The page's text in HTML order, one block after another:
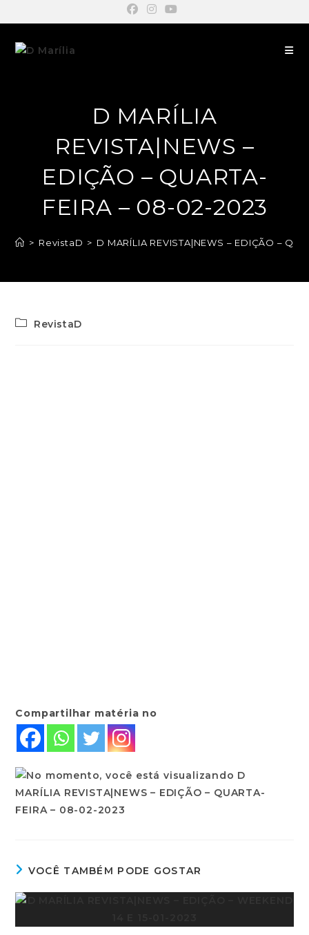
D MARÍLIA
REVISTA|NEWS –
EDIÇÃO – QUARTA-
FEIRA – 08-02-2023
> RevistaD > D MARÍLIA REVISTA|NEWS – EDIÇÃO –
RevistaD
Compartilhar matéria no
VOCÊ TAMBÉM PODE GOSTAR